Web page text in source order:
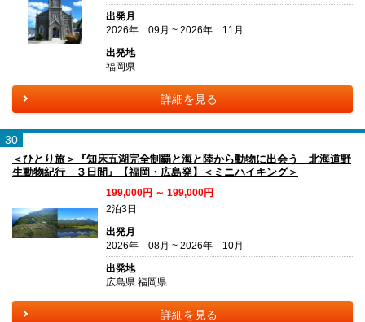
出発月
2026年 09月 ~ 2026年 11月
出発地
福岡県
詳細を見る
30
＜ひとり旅＞『知床五湖完全制覇と海と陸から動物に出会う 北海道野
生動物紀行 ３日間』【福岡・広島発】＜ミニハイキング＞
199,000円 ～ 199,000円
2泊3日
出発月
2026年 08月 ~ 2026年 10月
出発地
広島県 福岡県
詳細を見る